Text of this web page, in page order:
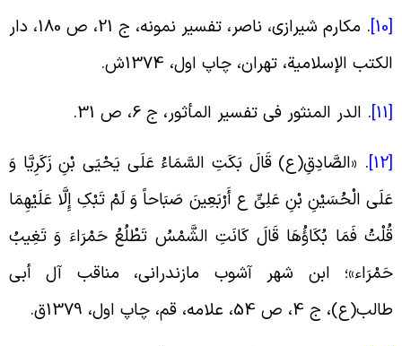
.
مکارم شیرازی، ناصر، تفسیر نمونه، ج 21، ص 180، دار
الإسلامیة، تهران، چاپ اول، 1374ش
.
.الدر المنثور فی تفسیر المأثور، ج ‏6، ص 31
.
. « الصَّادِقِ(ع) قَالَ‏ بَکَتِ السَّمَاءُ عَلَى یَحْیَى بْنِ زَکَرِیَّا وَ
الْحُسَیْنِ بْنِ عَلِیٍّ ع أَرْبَعِینَ صَبَاحاً وَ لَمْ تَبْکِ إِلَّا عَلَیْهِمَا
فَمَا بُکَاؤُهَا قَالَ کَانَتِ الشَّمْسُ تَطْلُعُ حَمْرَاءَ وَ تَغِیبُ
ابن شهر آشوب مازندرانی، مناقب آل أبی
ج 4، ص 54، علامه، قم، چاپ اول، 1379ق
.